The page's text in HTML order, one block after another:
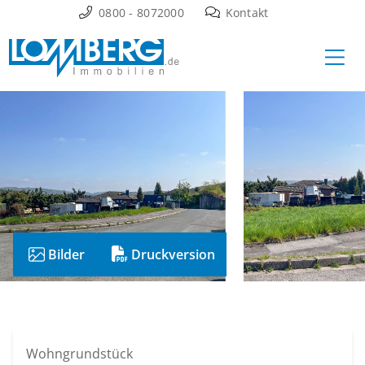
Inhalt
springen
0800 - 8072000 Kontakt
Bilder Druckversion
Wohngrundstück